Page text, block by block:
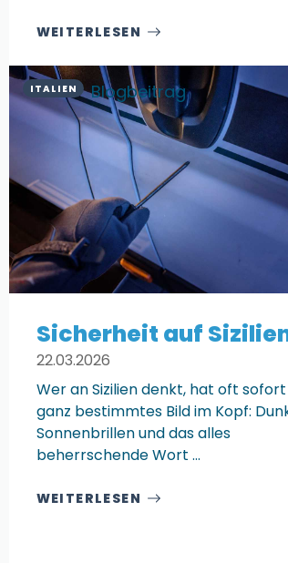
WEITERLESEN
ITALIEN Blogbeitrag
Sicherheit auf
22.03.2026
Wer an Sizilien denkt, hat oft
ganz bestimmtes Bild im Kopf:
Sonnenbrillen und das alles
beherrschende Wort ...
WEITERLESEN